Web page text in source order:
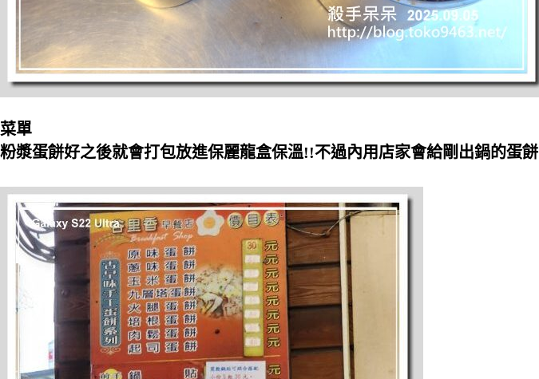
菜單
粉漿蛋餅好之後就會打包放進保麗龍盒保溫!!不過內用店家會給剛出鍋的蛋餅